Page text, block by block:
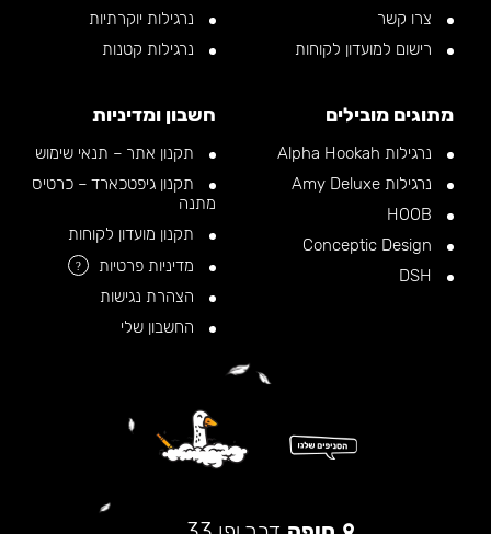
צרו קשר
רישום למועדון לקוחות
נרגילות יוקרתיות
נרגילות קטנות
מתוגים מובילים
נרגילות Alpha Hookah
נרגילות Amy Deluxe
חשבון ומדיניות
תקנון אתר – תנאי שימוש
תקנון גיפטכארד – כרטיס
מתנה
תקנון מועדון לקוחות
מדיניות פרטיות
?
הצהרת נגישות
החשבון שלי